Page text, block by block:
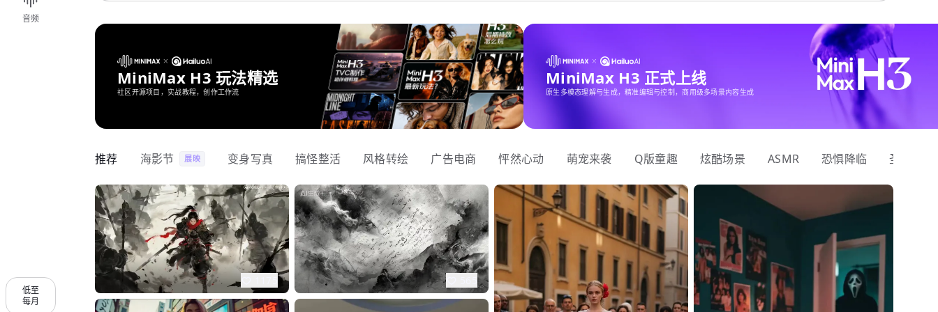
音频
低至
每月
MiniMax H3 玩法精选
社区开源项目，实战教程，创作工作流
MiniMax H3 正式上线
原生多模态理解与生成，精准编辑与控制，商用级多场景内容生成
推荐 海影节 展映 变身写真 搞怪整活 风格转绘 广告电商 怦然心动 萌宠来袭 Q版童趣 炫酷场景 ASMR 恐惧降临 圣诞狂欢